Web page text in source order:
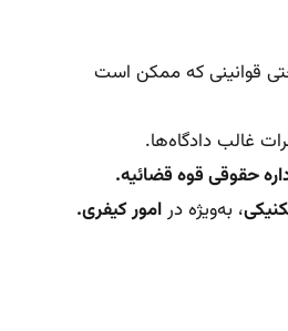
قوانینی که ممکن است
غالب دادگاه‌ها.
حقوقی قوه قضائیه.
، به‌ویژه درامور کیفری.